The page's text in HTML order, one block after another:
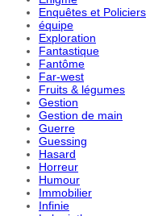
Enquêtes et Policiers
équipe
Exploration
Fantastique
Fantôme
Far-west
Fruits & légumes
Gestion
Gestion de main
Guerre
Guessing
Hasard
Horreur
Humour
Immobilier
Infinie